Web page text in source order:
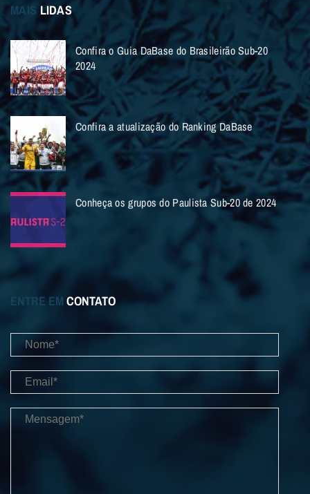
MAIS LIDAS
Confira o Guia DaBase do Brasileirão Sub-20
2024
Confira a atualização do Ranking DaBase
Conheça os grupos do Paulista Sub-20 de 2024
ENTRE EM CONTATO